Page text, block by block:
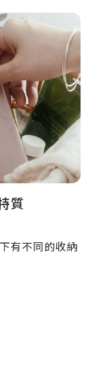
質
有不同的收納